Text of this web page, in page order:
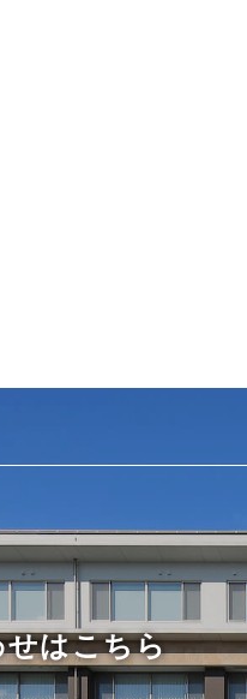
せはこちら